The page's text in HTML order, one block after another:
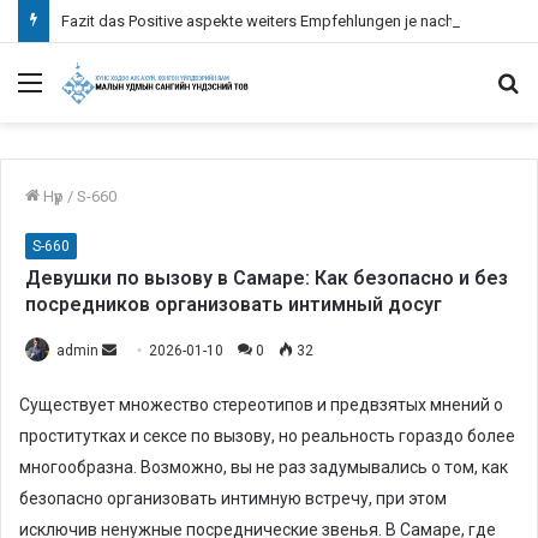
Menu
Нүүр / S-660
S-660
Девушки по вызову в Самаре: Как безопасно и без
посредников организовать интимный досуг
admin
n
d
a
n
e
2026-01-10 0 32
Существует множество стереотипов и предвзятых мнений о
проститутках и сексе по вызову, но реальность гораздо более
многообразна. Возможно, вы не раз задумывались о том, как
безопасно организовать интимную встречу, при этом
исключив ненужные посреднические звенья. В Самаре, где